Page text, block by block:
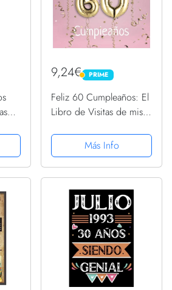
9,24€ PRIME
PRIME
Feliz 60 Cumpleaños: El
Libro de Visitas de mis
Cumpleaños - 21x21cm -
100 Páginas para
Felicitaciones, Saludos,
Más Info